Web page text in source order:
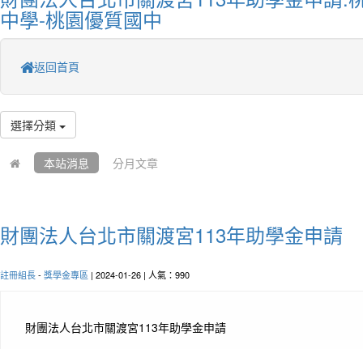
中學-桃園優質國中
返回首頁
選擇分類
本站消息 分月文章
財團法人台北市關渡宮113年助學金申請
註冊組長- 獎學金專區 | 2024-01-26 | 人氣：990
財團法人台北市關渡宮113年助學金申請